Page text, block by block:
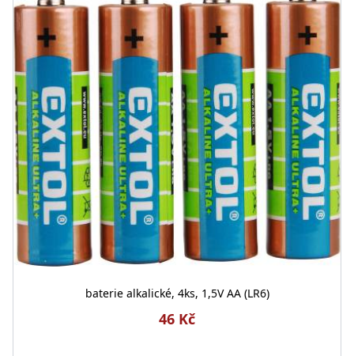
baterie alkalické, 4ks, 1,5V AA (LR6)
46 Kč